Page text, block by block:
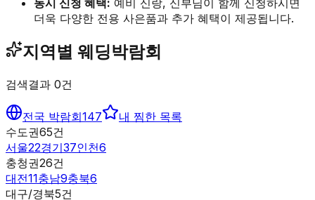
더욱 다양한 전용 사은품과 추가 혜택이 제공됩니다.
지역별 웨딩박람회
검색결과 0건
전국 박람회147
내 찜한 목록
수도권65건
서울22경기37인천6
충청권26건
대전11충남9충북6
대구/경북5건